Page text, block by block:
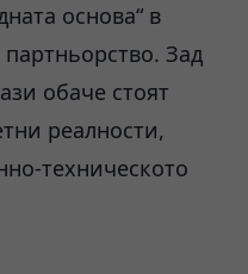
основа“ в
Зад
обаче стоят
реалности,
техническото